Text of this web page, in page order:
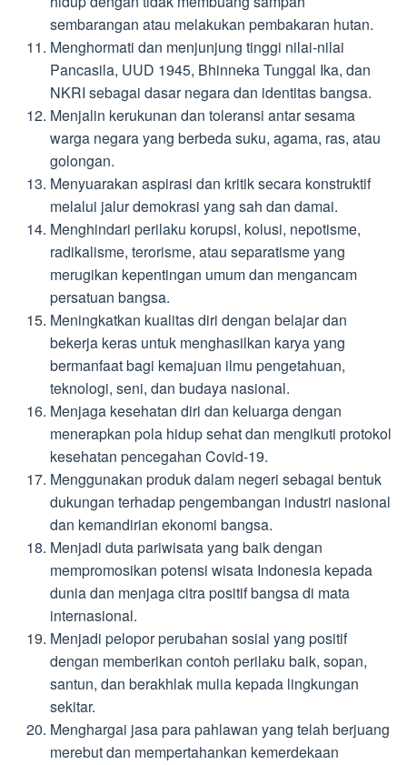
sembarangan atau melakukan pembakaran hutan.
Menghormati dan menjunjung tinggi nilai-nilai
Pancasila, UUD 1945, Bhinneka Tunggal Ika, dan
NKRI sebagai dasar negara dan identitas bangsa.
Menjalin kerukunan dan toleransi antar sesama
warga negara yang berbeda suku, agama, ras, atau
golongan.
Menyuarakan aspirasi dan kritik secara konstruktif
melalui jalur demokrasi yang sah dan damai.
Menghindari perilaku korupsi, kolusi, nepotisme,
radikalisme, terorisme, atau separatisme yang
merugikan kepentingan umum dan mengancam
persatuan bangsa.
Meningkatkan kualitas diri dengan belajar dan
bekerja keras untuk menghasilkan karya yang
bermanfaat bagi kemajuan ilmu pengetahuan,
teknologi, seni, dan budaya nasional.
Menjaga kesehatan diri dan keluarga dengan
menerapkan pola hidup sehat dan mengikuti protokol
kesehatan pencegahan Covid-19.
Menggunakan produk dalam negeri sebagai bentuk
dukungan terhadap pengembangan industri nasional
dan kemandirian ekonomi bangsa.
Menjadi duta pariwisata yang baik dengan
mempromosikan potensi wisata Indonesia kepada
dunia dan menjaga citra positif bangsa di mata
internasional.
Menjadi pelopor perubahan sosial yang positif
dengan memberikan contoh perilaku baik, sopan,
santun, dan berakhlak mulia kepada lingkungan
sekitar.
Menghargai jasa para pahlawan yang telah berjuang
merebut dan mempertahankan kemerdekaan